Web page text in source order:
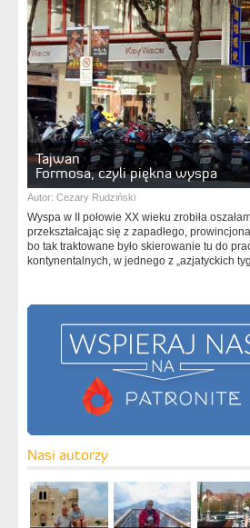
Tajwan
Formosa, czyli piękna wyspa
Autor: Cezary Rudziński
Wyspa w II połowie XX wieku zrobiła
przekształcając się z zapadłego,
bo tak traktowane było skierowanie tu do
kontynentalnych, w jednego z „azjatyckich
Nasi autorzy